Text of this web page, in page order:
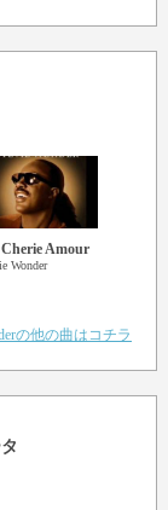
Amour
Wonder
の他の曲はコチラ